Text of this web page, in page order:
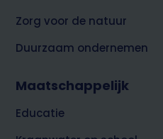
Zorg voor de natuur
Duurzaam ondernemen
Maatschappelijk
Educatie